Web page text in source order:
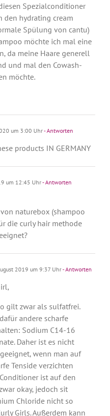
Spezialconditioner
den hydrating cream
Spülung von cantu)
möchte ich mal eine
da meine Haare generell
und mal den Cowash-
möchte.
um 3:00 Uhr- Antworten
products IN GERMANY
um 12:45 Uhr- Antworten
naturebox (shampoo
die curly hair methode
2019 um 9:37 Uhr- Antworten
gilt zwar als sulfatfrei.
andere scharfe
Sodium C14-16
Daher ist es nicht
wenn man auf
Tenside verzichten
ist auf den
okay, jedoch sit
Chloride nicht so
Girls. Außerdem kann